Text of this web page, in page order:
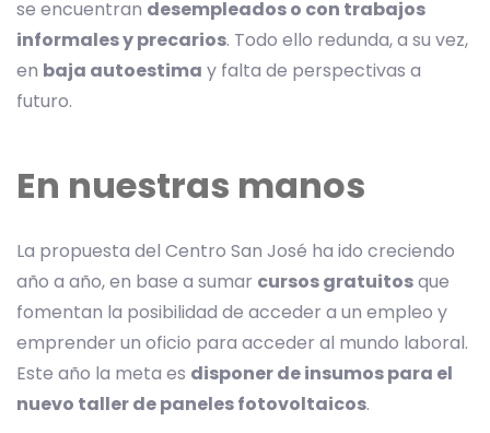
se encuentran desempleados o con trabajos
informales y precarios. Todo ello redunda, a su vez,
en baja autoestima y falta de perspectivas a
futuro.
En nuestras manos
La propuesta del Centro San José ha ido creciendo
año a año, en base a sumar cursos gratuitosque
fomentan la posibilidad de acceder a un empleo y
emprender un oficio para acceder al mundo laboral.
Este año la meta es disponer de insumos para el
nuevo taller de paneles fotovoltaicos.